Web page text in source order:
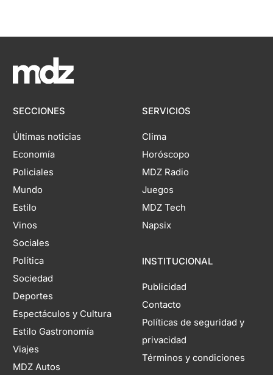
SECCIONES
Últimas noticias
Economía
Policiales
Mundo
Estilo
Vinos
Sociales
Política
Sociedad
Deportes
Espectáculos y Cultura
Estilo Gastronomía
Viajes
MDZ Autos
SERVICIOS
Clima
Horóscopo
MDZ Radio
Juegos
MDZ Tech
Napsix
INSTITUCIONAL
Publicidad
Contacto
Políticas de seguridad y
privacidad
Términos y condiciones